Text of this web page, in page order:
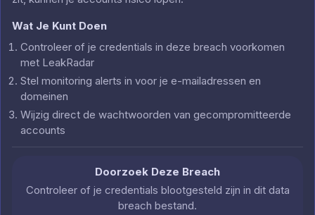
Wat Je Kunt Doen
Controleer of je credentials in deze breach voorkomen
met LeakRadar
Stel monitoring alerts in voor je e-mailadressen en
domeinen
Wijzig direct de wachtwoorden van gecompromitteerde
accounts
Doorzoek Deze Breach
Controleer of je credentials blootgesteld zijn in dit data
breach bestand.